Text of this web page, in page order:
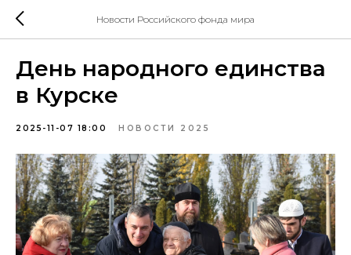
Новости Российского фонда мира
День народного единства
в Курске
2025-11-07 18:00 НОВОСТИ 2025